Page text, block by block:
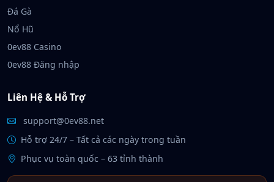
Đá Gà
Nổ Hũ
0ev88 Casino
0ev88 Đăng nhập
Liên Hệ & Hỗ Trợ
support@0ev88.net
Hỗ trợ 24/7 – Tất cả các ngày trong tuần
Phục vụ toàn quốc – 63 tỉnh thành